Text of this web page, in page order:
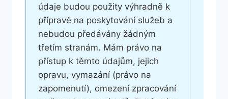
údaje budou použity výhradně k
přípravě na poskytování služeb a
nebudou předávány žádným
třetím stranám. Mám právo na
přístup k těmto údajům, jejich
opravu, vymazání (právo na
zapomenutí), omezení zpracování